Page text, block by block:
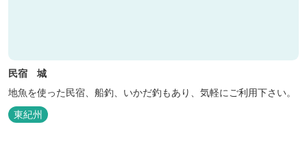
民宿 城
地魚を使った民宿、船釣、いかだ釣もあり、気軽にご利用下さい。
東紀州